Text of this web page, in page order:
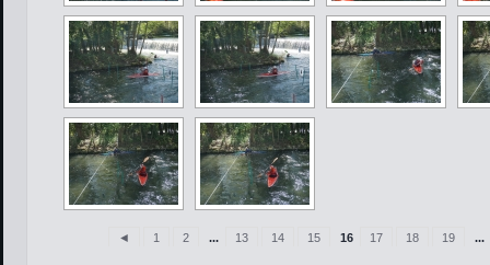
◄ 1 2 ... 13 14 15 16 17 18 19 ...